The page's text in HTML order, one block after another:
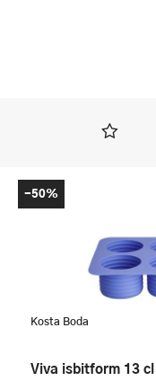
Kosta Boda
Viva isbitform 13
-50%